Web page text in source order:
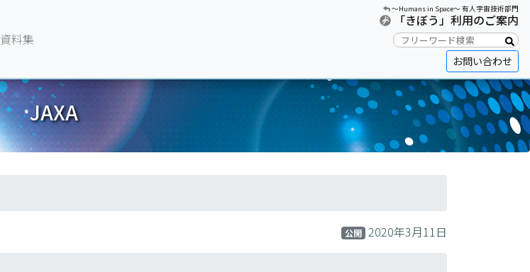
資料集
〜Humans in Space〜 有人宇宙技術部門
「きぼう」利用のご案内
お問い合わせ
JAXA
公開 2020年3月11日